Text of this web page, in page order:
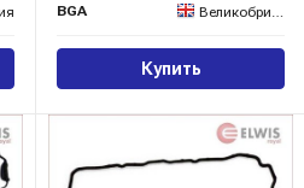
BGA
Великобритания
Купить